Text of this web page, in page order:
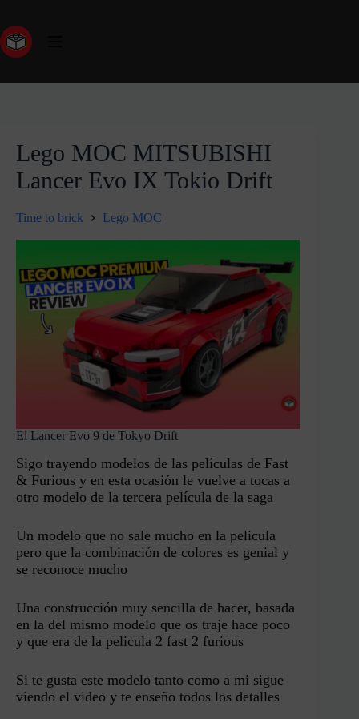
Lego MOC MITSUBISHI
Lancer Evo IX Tokio Drift
Time to brick Lego MOC
El Lancer Evo 9 de Tokyo Drift
Sigo trayendo modelos de las películas de Fast
& Furious y en esta ocasión le vuelve a tocas a
otro modelo de la tercera película de la saga
Un modelo que no sale mucho en la pelicula
pero que la combinación de colores es genial y
se reconoce mucho
Una construcción muy sencilla de hacer, basada
en la del mismo modelo que os traje hace poco
y que era de la pelicula 2 fast 2 furious
Si te gusta este modelo tanto como a mi sigue
viendo el video y te enseño todos los detalles